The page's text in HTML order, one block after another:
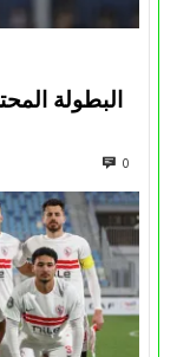
البطولة
0